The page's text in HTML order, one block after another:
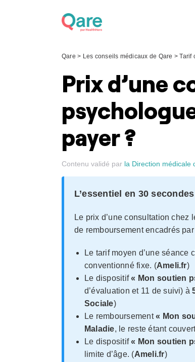
Qare > Les conseils médicaux de Qare >Tarif
Prix d’une
payer ?
Contenu validé par la Direction médicale
L’essentiel en 30 secondes
Le prix d’une consultation chez
de remboursement encadrés par
Le tarif moyen d’une séance
conventionné fixe. (Ameli.fr)
Le dispositif« Mon soutien
d’évaluation et 11 de suivi) à
Sociale)
Le remboursement« Mon
Maladie, le reste étant
Le dispositif« Mon soutien
limite d’âge. (Ameli.fr)